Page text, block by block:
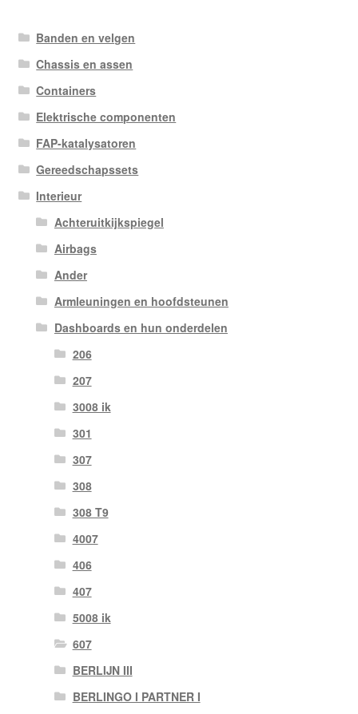
Banden en velgen
Chassis en assen
Containers
Elektrische componenten
FAP-katalysatoren
Gereedschapssets
Interieur
Achteruitkijkspiegel
Airbags
Ander
Armleuningen en hoofdsteunen
Dashboards en hun onderdelen
206
207
3008 ik
301
307
308
308 T9
4007
406
407
5008 ik
607
BERLIJN III
BERLINGO I PARTNER I